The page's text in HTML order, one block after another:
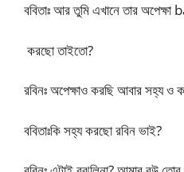
ববিতাঃ আর তুমি এখানে তার
করছো তাইতো?
রবিনঃ অপেক্ষাও করছি আবার সহ্য ও
ববিতাঃকি সহ্য করছো রবিন ভাই?